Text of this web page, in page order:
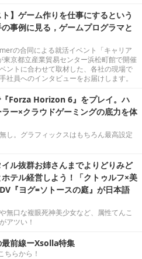
ト】ゲーム作りを仕事にするという
事例に見る，ゲームプログラマと
の合同による就活イベント「キャリア
東京都立産業貿易センター浜松町館で開催
ントに合わせて取材した、各社の現場で
社員へのインタビューをお届けします。
Forza Horizon 6』をプレイ。ハ
ー×クラウドゲーミングの底力を体
し。グラフィックスはもちろん最高設定
ル抜群お姉さんまでよりどりみど
テル経営しよう！「クトゥルフ×美
『ヨグ=ソトースの庭』が日本語
無口な複眼死神美少女など、属性てんこ
アツい！
前線ーXsolla特集
ちらから！